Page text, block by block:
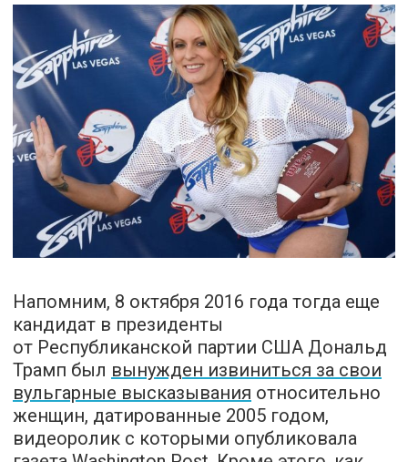
Напомним, 8 октября 2016 года тогда еще
кандидат в президенты
от Республиканской партии США Дональд
Трамп был вынужден извиниться за свои
вульгарные высказывания относительно
женщин, датированные 2005 годом,
видеоролик с которыми опубликовала